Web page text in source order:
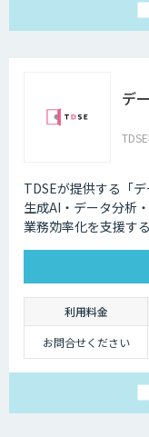
デ
TDSEが提供する「
生成AI・データ分析
業務効率化を支援す
利用料金
お問合せください